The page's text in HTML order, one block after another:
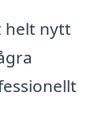
helt nytt